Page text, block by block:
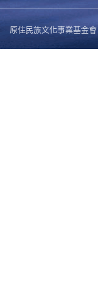
原住民族文化事業基金會